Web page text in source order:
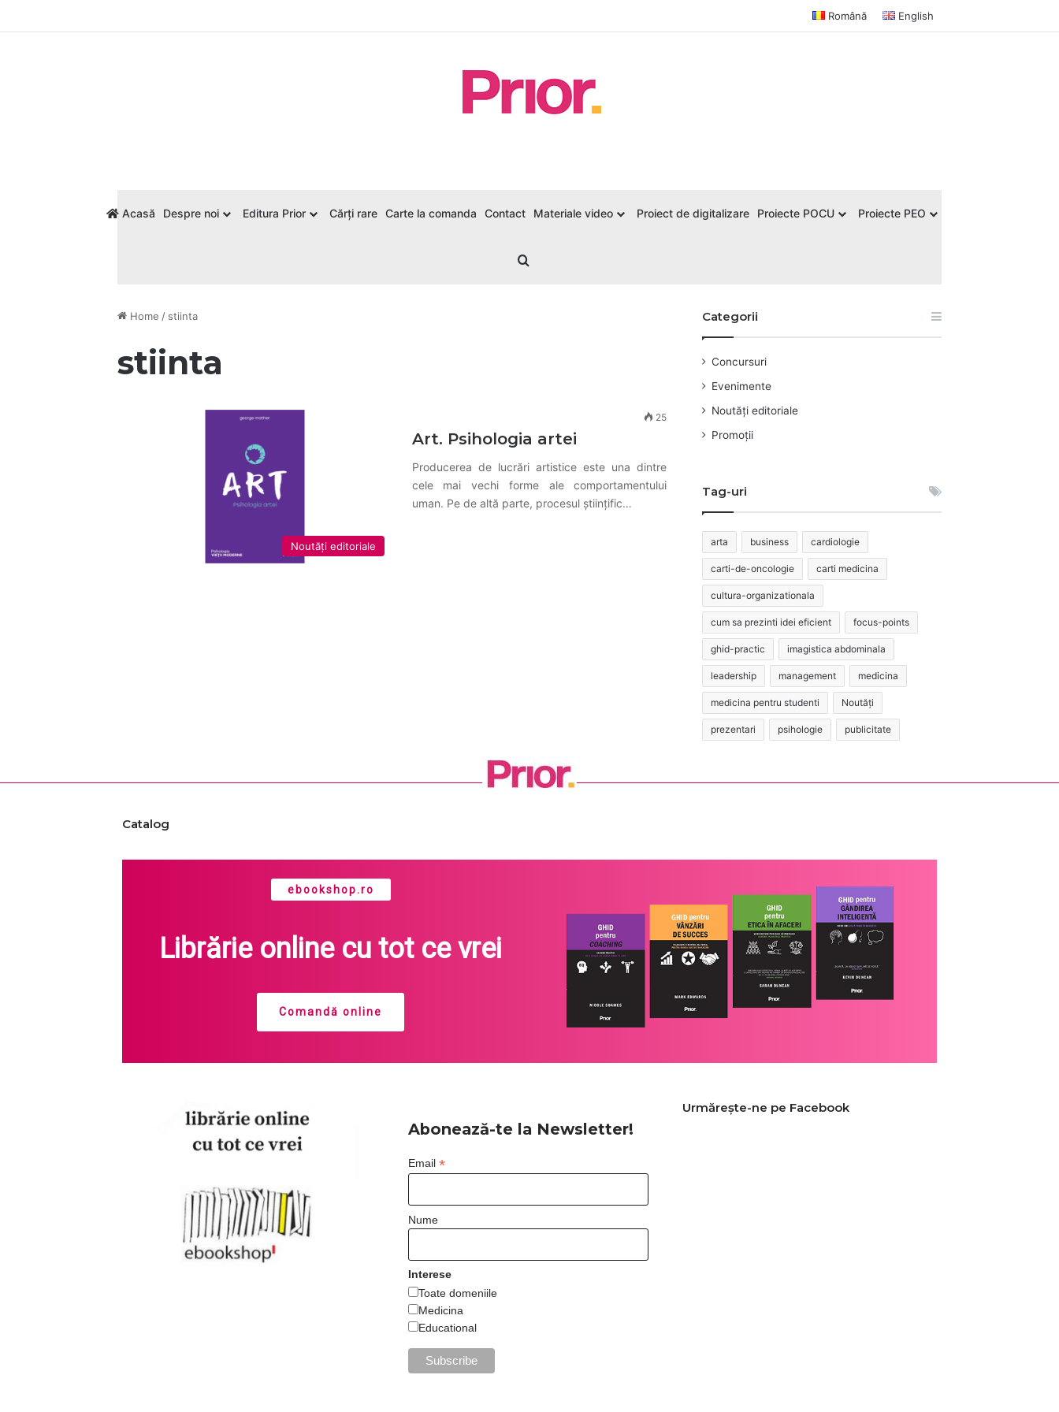
Română English
Acasă Despre noi Editura Prior Cărți rare Carte la comanda Contact Materiale video Proiect de digitalizare Proiecte POCU Proiecte PEO
Home / stiinta
stiinta
Noutăți editoriale
25
Art. Psihologia artei
Producerea de lucrări artistice este una dintre
cele mai vechi forme ale comportamentului
uman. Pe de altă parte, procesul științific…
Categorii
Concursuri
Evenimente
Noutăți editoriale
Promoții
Tag-uri
arta business cardiologie
carti-de-oncologie carti medicina
cultura-organizationala
cum sa prezinti idei eficient focus-points
ghid-practic imagistica abdominala
leadership management medicina
medicina pentru studenti Noutăți
prezentari psihologie publicitate
Catalog
ebookshop.ro
Librărie online cu tot ce vrei
Comandă online
Abonează-te la Newsletter!
Email *
Nume
Interese
Toate domeniile
Medicina
Educational
Urmărește-ne pe Facebook